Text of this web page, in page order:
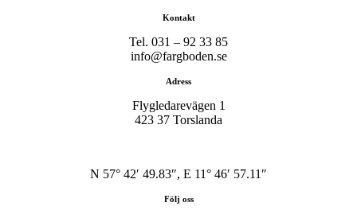
Kontakt
Tel. 031 – 92 33 85
info@fargboden.se
Adress
Flygledarevägen 1
423 37 Torslanda
N 57° 42′ 49.83″, E 11° 46′ 57.11″
Följ oss